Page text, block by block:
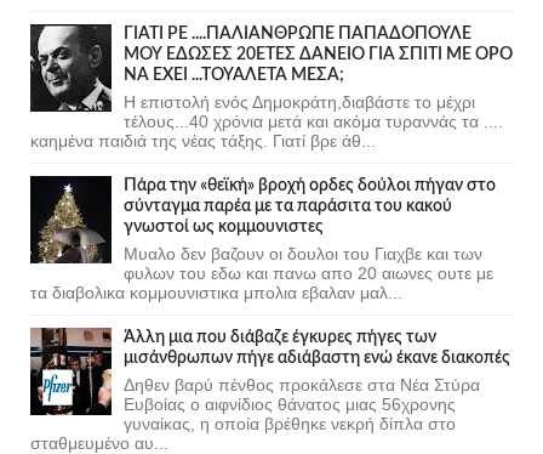
ΓΙΑΤΙ ΡΕ ....ΠΑΛΙΑΝΘΡΩΠΕ ΠΑΠΑΔΟΠΟΥΛΕ
ΜΟΥ ΕΔΩΣΕΣ 20ΕΤΕΣ ΔΑΝΕΙΟ ΓΙΑ ΣΠΙΤΙ ΜΕ ΟΡΟ
ΝΑ ΕΧΕΙ ...ΤΟΥΑΛΕΤΑ ΜΕΣΑ;
Η επιστολή ενός Δημοκράτη,διαβάστε το μέχρι
τέλους...40 χρόνια μετά και ακόμα τυραννάς τα ....
καημένα παιδιά της νέας τάξης. Γιατί βρε άθ...
Πάρα την «θεϊκή» βροχή ορδες δούλοι πήγαν στο
σύνταγμα παρέα με τα παράσιτα του κακού
γνωστοί ως κομμουνιστες
Μυαλο δεν βαζουν οι δουλοι του Γιαχβε και των
φυλων του εδω και πανω απο 20 αιωνες ουτε με
τα διαβολικα κομμουνιστικα μπολια εβαλαν μαλ...
Άλλη μια που διάβαζε έγκυρες πήγες των
μισάνθρωπων πήγε αδιάβαστη ενώ έκανε διακοπές
Δηθεν βαρύ πένθος προκάλεσε στα Νέα Στύρα
Ευβοίας ο αιφνίδιος θάνατος μιας 56χρονης
γυναίκας, η οποία βρέθηκε νεκρή δίπλα στο
σταθμευμένο αυ...